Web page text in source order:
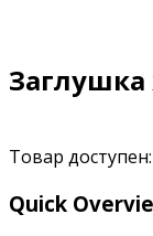
Заглушка
Товар доступен:
Quick